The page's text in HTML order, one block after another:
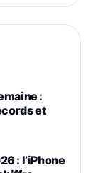
:
et
: l’iPhone